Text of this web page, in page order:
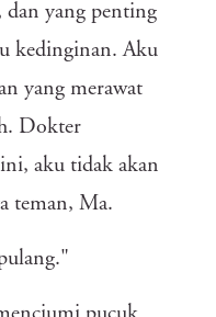
dan yang penting
kedinginan. Aku
yang merawat
Dokter
aku tidak akan
teman, Ma.